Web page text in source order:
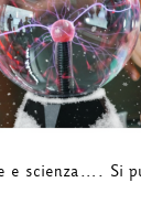
e scienza…. Si